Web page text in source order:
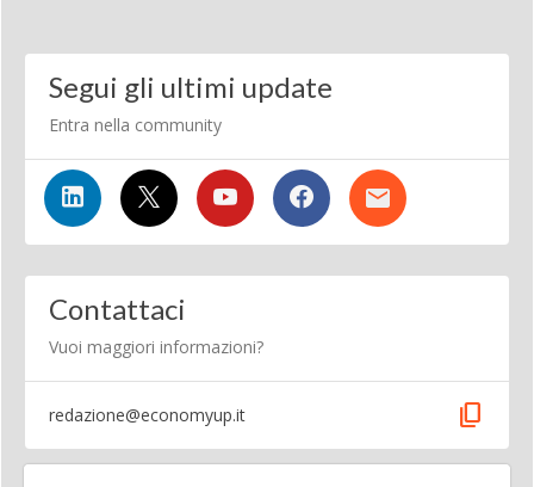
Segui gli ultimi update
Entra nella community
Contattaci
Vuoi maggiori informazioni?
redazione@economyup.it content_copy